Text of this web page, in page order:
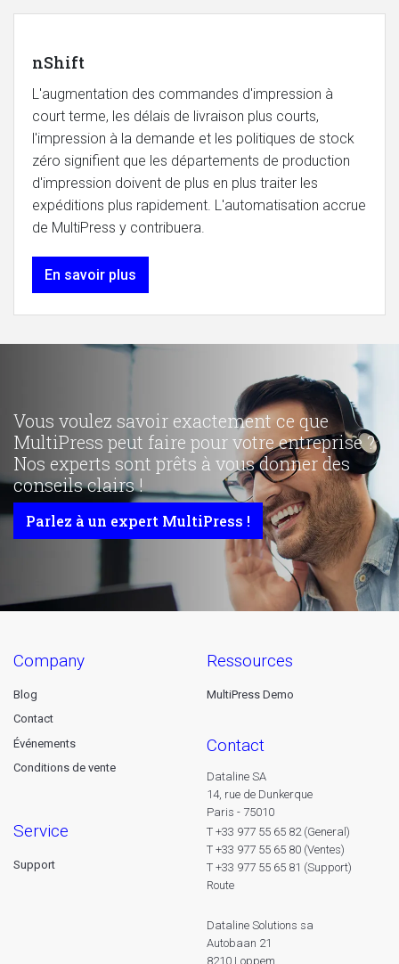
nShift
L'augmentation des commandes d'impression à
court terme, les délais de livraison plus courts,
l'impression à la demande et les politiques de stock
zéro signifient que les départements de production
d'impression doivent de plus en plus traiter les
expéditions plus rapidement. L'automatisation accrue
de MultiPress y contribuera.
En savoir plus
Vous voulez savoir exactement ce que
MultiPress peut faire pour votre entreprise ?
Nos experts sont prêts à vous donner des
conseils clairs !
Parlez à un expert MultiPress !
company
Blog
Contact
Événements
Conditions de vente
service
Support
ressources
MultiPress Demo
contact
Dataline SA
14, rue de Dunkerque
Paris - 75010
T +33 977 55 65 82 (General)
T +33 977 55 65 80 (Ventes)
T +33 977 55 65 81 (Support)
Route
Dataline Solutions sa
Autobaan 21
8210 Loppem